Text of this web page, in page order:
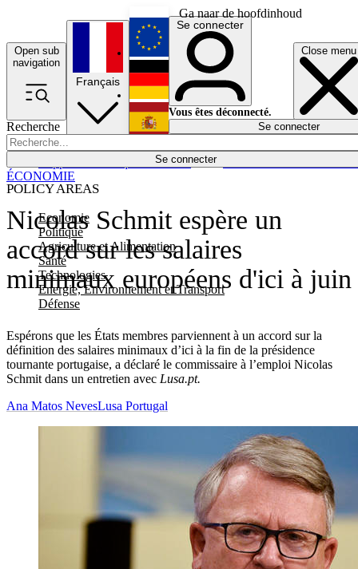
Ga naar de hoofdinhoud
Open sub
navigation
Close menu
Recherche
Se connecter
POLICY AREAS
Economie
Politique
Agriculture et Alimentation
Santé
Technologies
Energie, Environnement et Transport
Défense
Économie
Français
English
Deutsch
Español
Se connecter
Vous êtes déconnecté.
Se connecter
Nicolas Schmit espère un
accord sur les salaires
minimaux européens d'ici à juin
Espérons que les États membres parviennent à un accord sur la
définition des salaires minimaux d’ici à la fin de la présidence
tournante portugaise, a déclaré le commissaire à l’emploi Nicolas
Schmit dans un entretien avec Lusa.pt.
ÉCONOMIE
Ana Matos NevesLusa Portugal